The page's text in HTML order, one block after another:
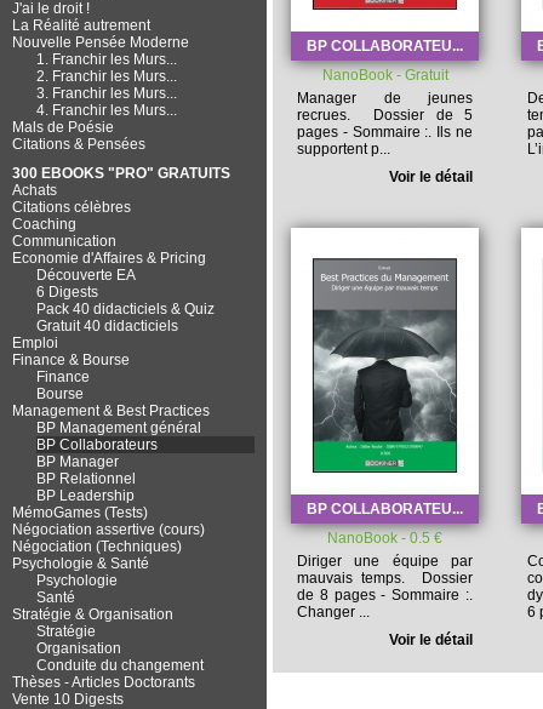
J'ai le droit !
La Réalité autrement
Nouvelle Pensée Moderne
1. Franchir les Murs...
2. Franchir les Murs...
3. Franchir les Murs...
4. Franchir les Murs...
Mals de Poésie
Citations & Pensées
300 EBOOKS "PRO" GRATUITS
Achats
Citations célèbres
Coaching
Communication
Economie d'Affaires & Pricing
Découverte EA
6 Digests
Pack 40 didacticiels & Quiz
Gratuit 40 didacticiels
Emploi
Finance & Bourse
Finance
Bourse
Management & Best Practices
BP Management général
BP Collaborateurs
BP Manager
BP Relationnel
BP Leadership
MémoGames (Tests)
Négociation assertive (cours)
Négociation (Techniques)
Psychologie & Santé
Psychologie
Santé
Stratégie & Organisation
Stratégie
Organisation
Conduite du changement
Thèses - Articles Doctorants
Vente 10 Digests
BP COLLABORATEU...
NanoBook - Gratuit
Manager de jeunes
recrues.
Dossier de 5
pages - Sommaire :. Ils ne
supportent p...
Voir le détail
BP COLLABORATEU...
NanoBook - 0.5 €
Diriger une équipe par
mauvais temps.
Dossier
de 8 pages - Sommaire :.
Changer ...
Voir le détail
6